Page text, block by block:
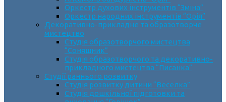
Оркестр духових інструментів “Зміна”
Оркестр народних інструментів “Орія”
Декоративно-прикладне та образотворче
мистецтво
Cтудія образотворчого мистецтва
“Соняшник”
Студія образотворчого та декоративно-
прикладного мистецтва “Писанка”
Студії раннього розвитку
Студія розвитку дитини “Веселка”
Студія дошкільної підготовки та